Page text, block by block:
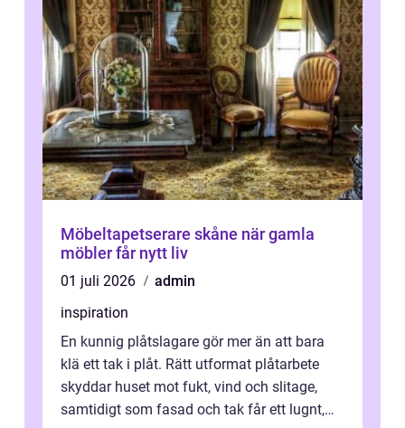
Möbeltapetserare skåne när gamla
möbler får nytt liv
01 juli 2026
admin
inspiration
En kunnig plåtslagare gör mer än att bara
klä ett tak i plåt. Rätt utformat plåtarbete
skyddar huset mot fukt, vind och slitage,
samtidigt som fasad och tak får ett lugnt,